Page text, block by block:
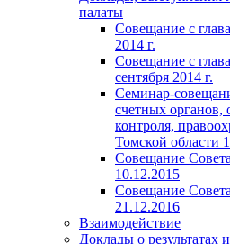
палаты
Совещание с
2014 г.
Совещание с
сентября 2014 г.
Семинар-
счетных органов,
контроля,
Томской области
Совещание
10.12.2015
Совещание
21.12.2016
Взаимодействие
Доклады о результатах